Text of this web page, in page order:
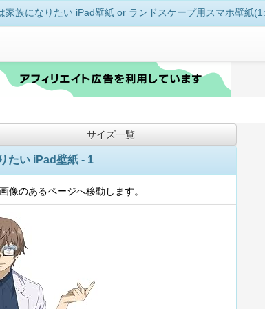
家族になりたい iPad壁紙 or ランドスケープ用スマホ壁紙
サイズ一覧
たい iPad壁紙 - 1
のあるページへ移動します。